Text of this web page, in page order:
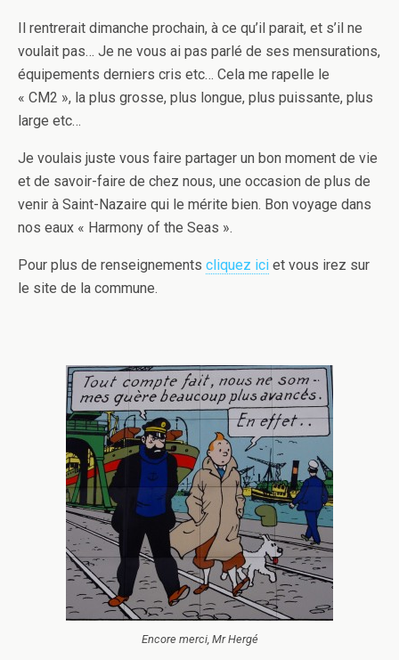
Il rentrerait dimanche prochain, à ce qu’il parait, et s’il ne
voulait pas… Je ne vous ai pas parlé de ses mensurations,
équipements derniers cris etc… Cela me rapelle le
« CM2 », la plus grosse, plus longue, plus puissante, plus
large etc…
Je voulais juste vous faire partager un bon moment de vie
et de savoir-faire de chez nous, une occasion de plus de
venir à Saint-Nazaire qui le mérite bien. Bon voyage dans
nos eaux « Harmony of the Seas ».
Pour plus de renseignements cliquez ici et vous irez sur
le site de la commune.
Encore merci, Mr Hergé